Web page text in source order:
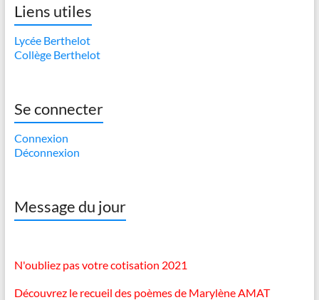
Liens utiles
Lycée Berthelot
Collège Berthelot
Se connecter
Connexion
Déconnexion
Message du jour
N'oubliez pas votre cotisation 2021
Découvrez le recueil des poèmes de Marylène AMAT